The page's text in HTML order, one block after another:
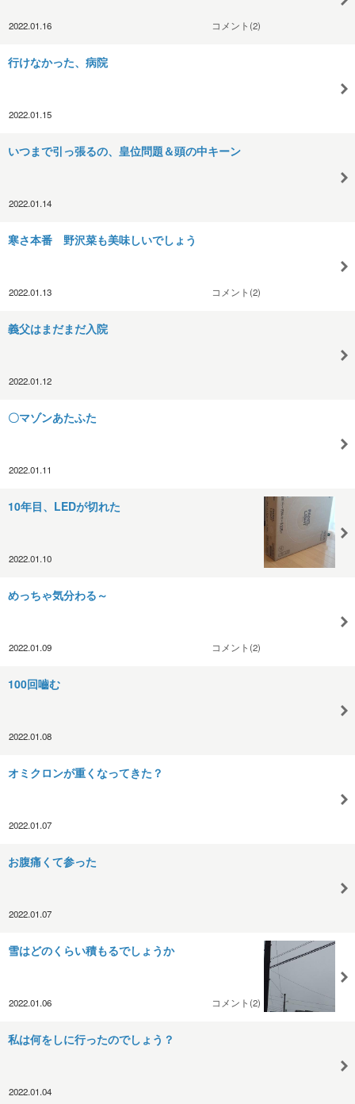
2022.01.16 コメント(2)
行けなかった、病院
2022.01.15
いつまで引っ張るの、皇位問題＆頭の中キーン
2022.01.14
寒さ本番 野沢菜も美味しいでしょう
2022.01.13 コメント(2)
義父はまだまだ入院
2022.01.12
〇マゾンあたふた
2022.01.11
10年目、LEDが切れた
2022.01.10
めっちゃ気分わる～
2022.01.09 コメント(2)
100回嚙む
2022.01.08
オミクロンが重くなってきた？
2022.01.07
お腹痛くて参った
2022.01.07
雪はどのくらい積もるでしょうか
2022.01.06 コメント(2)
私は何をしに行ったのでしょう？
2022.01.04